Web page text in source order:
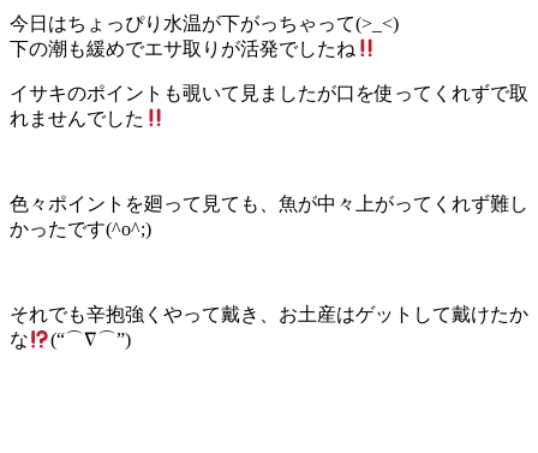
今日はちょっぴり水温が下がっちゃって(>_<)
下の潮も緩めでエサ取りが活発でしたね
イサキのポイントも覗いて見ましたが口を使ってくれずで取
れませんでした
色々ポイントを廻って見ても、魚が中々上がってくれず難し
かったです(^o^;)
それでも辛抱強くやって戴き、お土産はゲットして戴けたか
な
(“⌒∇⌒”)